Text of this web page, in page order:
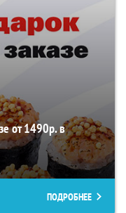
от 1490р. в
ПОДРОБНЕЕ